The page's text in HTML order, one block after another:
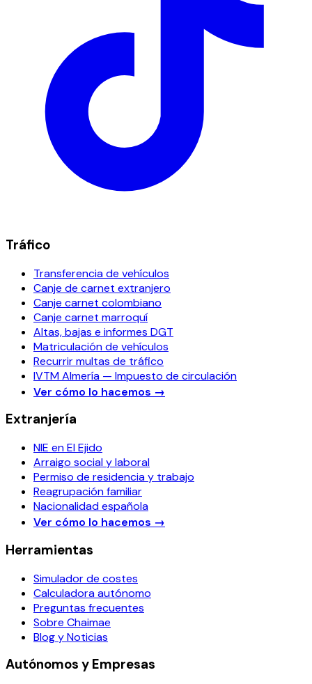
Tráfico
Transferencia de vehículos
Canje de carnet extranjero
Canje carnet colombiano
Canje carnet marroquí
Altas, bajas e informes DGT
Matriculación de vehículos
Recurrir multas de tráfico
IVTM Almería — Impuesto de circulación
Ver cómo lo hacemos →
Extranjería
NIE en El Ejido
Arraigo social y laboral
Permiso de residencia y trabajo
Reagrupación familiar
Nacionalidad española
Ver cómo lo hacemos →
Herramientas
Simulador de costes
Calculadora autónomo
Preguntas frecuentes
Sobre Chaimae
Blog y Noticias
Autónomos y Empresas